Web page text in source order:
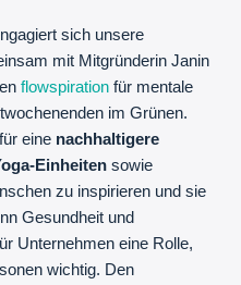
sich unsere
mit Mitgründerin Janin
flowspiration für mentale
im Grünen.
eine nachhaltigere
Einheiten sowie
zu inspirieren und sie
Gesundheit und
Unternehmen eine Rolle,
wichtig. Den